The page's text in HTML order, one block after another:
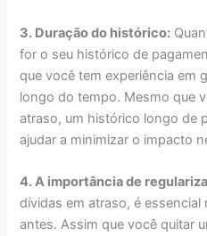
3. Duração do histórico:
for o seu histórico de
que você tem experiência em
longo do tempo. Mesmo que
atraso, um histórico longo de
ajudar a minimizar o impacto
4. A importância de
dívidas em atraso, é
antes. Assim que você quitar